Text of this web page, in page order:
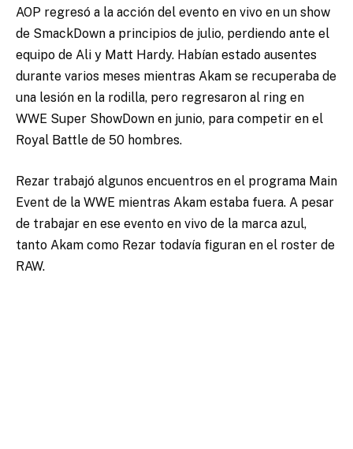
AOP regresó a la acción del evento en vivo en un show
de SmackDown a principios de julio, perdiendo ante el
equipo de Ali y Matt Hardy. Habían estado ausentes
durante varios meses mientras Akam se recuperaba de
una lesión en la rodilla, pero regresaron al ring en
WWE Super ShowDown en junio, para competir en el
Royal Battle de 50 hombres.
Rezar trabajó algunos encuentros en el programa Main
Event de la WWE mientras Akam estaba fuera. A pesar
de trabajar en ese evento en vivo de la marca azul,
tanto Akam como Rezar todavía figuran en el roster de
RAW.